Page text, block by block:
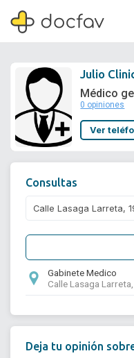
Julio
Médico
0 opiniones
Ver
Consultas
Gabinete Medico
Calle Lasaga Larreta,
Deja tu opinión